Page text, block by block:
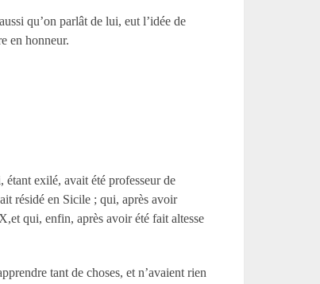
qu’on parlât de lui, eut l’idée de
en honneur.
exilé, avait été professeur de
résidé en Sicile ; qui, après avoir
qui, enfin, après avoir été fait altesse
tant de choses, et n’avaient rien